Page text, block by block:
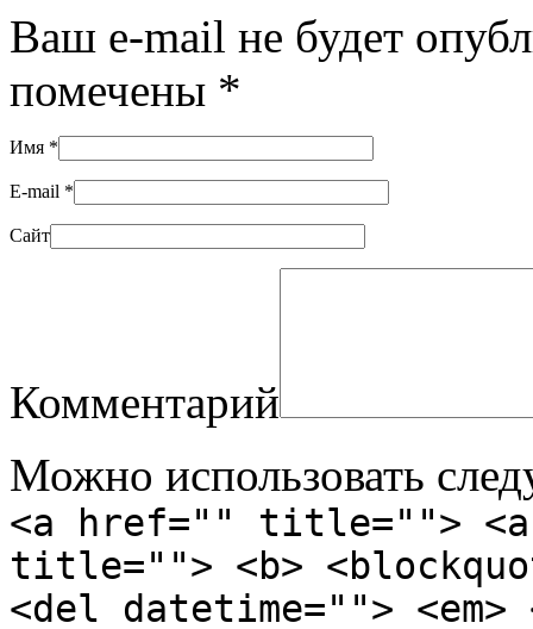
Ваш e-mail не будет
помечены *
Имя *
E-mail *
Сайт
Комментарий
Можно использовать
<a href="" title="">
title=""> <b>
<del datetime="">